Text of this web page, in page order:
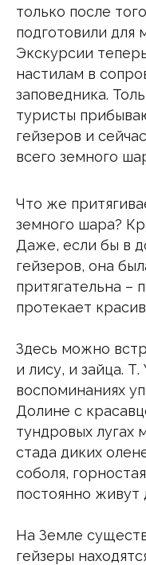
только после
подготовили для
Экскурсии
настилам в
заповедника.
туристы
гейзеров и
всего земного
Что же
земного шара?
Даже, если бы в
гейзеров, она
притягательна –
протекает
Здесь можно
и лису, и зайца.
воспоминаниях
Долине с
тундровых лугах
стада диких
соболя,
постоянно живут
На Земле
гейзеры